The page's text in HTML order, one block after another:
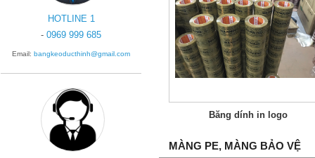
HOTLINE 1
- 0969 999 685
Email: bangkeoducthinh@gmail.com
Băng dính in logo
MÀNG PE, MÀNG BẢO VỆ